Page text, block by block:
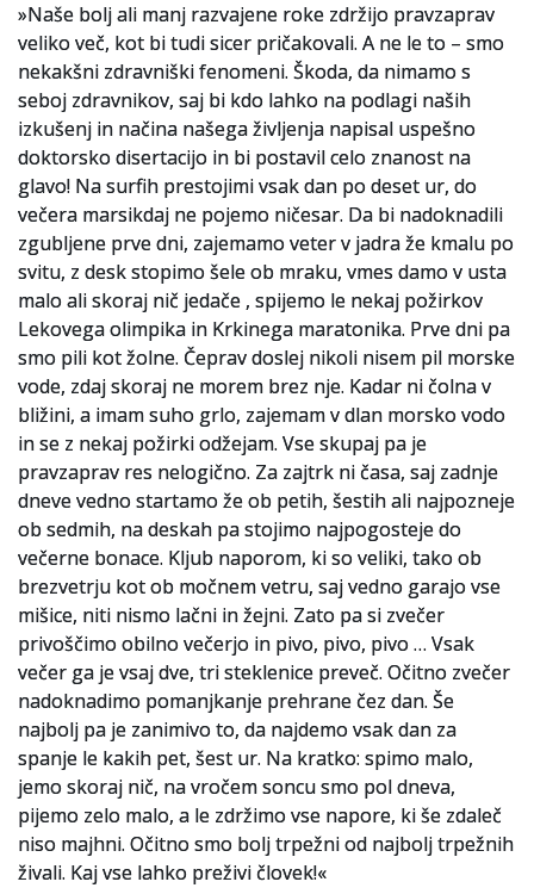
»Naše bolj ali manj razvajene roke zdržijo pravzaprav
veliko več, kot bi tudi sicer pričakovali. A ne le to – smo
nekakšni zdravniški fenomeni. Škoda, da nimamo s
seboj zdravnikov, saj bi kdo lahko na podlagi naših
izkušenj in načina našega življenja napisal uspešno
doktorsko disertacijo in bi postavil celo znanost na
glavo! Na surfih prestojimi vsak dan po deset ur, do
večera marsikdaj ne pojemo ničesar. Da bi nadoknadili
zgubljene prve dni, zajemamo veter v jadra že kmalu po
svitu, z desk stopimo šele ob mraku, vmes damo v usta
malo ali skoraj nič jedače , spijemo le nekaj požirkov
Lekovega olimpika in Krkinega maratonika. Prve dni pa
smo pili kot žolne. Čeprav doslej nikoli nisem pil morske
vode, zdaj skoraj ne morem brez nje. Kadar ni čolna v
bližini, a imam suho grlo, zajemam v dlan morsko vodo
in se z nekaj požirki odžejam. Vse skupaj pa je
pravzaprav res nelogično. Za zajtrk ni časa, saj zadnje
dneve vedno startamo že ob petih, šestih ali najpozneje
ob sedmih, na deskah pa stojimo najpogosteje do
večerne bonace. Kljub naporom, ki so veliki, tako ob
brezvetrju kot ob močnem vetru, saj vedno garajo vse
mišice, niti nismo lačni in žejni. Zato pa si zvečer
privoščimo obilno večerjo in pivo, pivo, pivo … Vsak
večer ga je vsaj dve, tri steklenice preveč. Očitno zvečer
nadoknadimo pomanjkanje prehrane čez dan. Še
najbolj pa je zanimivo to, da najdemo vsak dan za
spanje le kakih pet, šest ur. Na kratko: spimo malo,
jemo skoraj nič, na vročem soncu smo pol dneva,
pijemo zelo malo, a le zdržimo vse napore, ki še zdaleč
niso majhni. Očitno smo bolj trpežni od najbolj trpežnih
živali. Kaj vse lahko preživi človek!«